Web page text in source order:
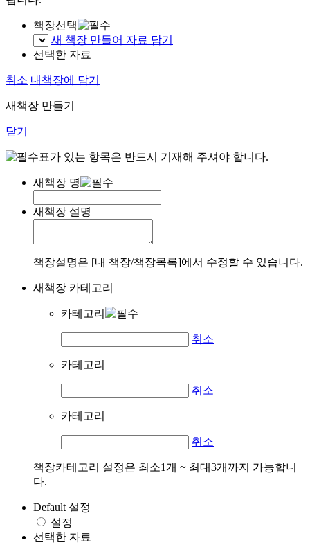
책장선택
새 책장 만들어 자료 담기
선택한 자료
취소 내책장에 담기
새책장 만들기
닫기
표가 있는 항목은 반드시 기재해 주셔야 합니다.
새책장 명
새책장 설명
책장설명은 [내 책장/책장목록]에서 수정할 수 있습니다.
새책장 카테고리
카테고리
취소
카테고리
취소
카테고리
취소
책장카테고리 설정은 최소1개 ~ 최대3개까지 가능합니
다.
Default 설정
설정
선택한 자료